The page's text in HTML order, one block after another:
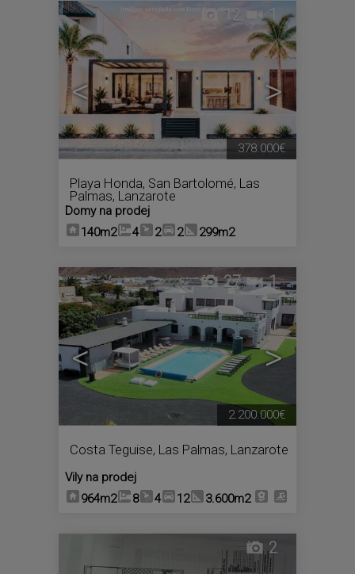
< >
12 1
Playa Honda, San Bartolomé, Las
Palmas, Lanzarote
Domy na prodej
140m2
4 2 2 299m2
378.000€
< >
27 1
Costa Teguise, Las Palmas, Lanzarote
Vily na prodej
964m2
8 4 12 3.600m2
2.200.000€
2